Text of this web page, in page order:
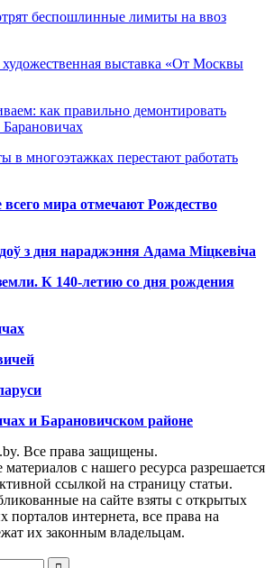
беспошлинные лимиты на ввоз
художественная выставка «От Москвы
как правильно демонтировать
в многоэтажках перестают работать
всего мира отмечают Рождество
з дня нараджэння Адама Міцкевіча
К 140-летию со дня рождения
и Барановичском районе
Все права защищены.
с нашего ресурса разрешается
ссылкой на страницу статьи.
на сайте взяты с открытых
порталов интернета, все права на
их законным владельцам.